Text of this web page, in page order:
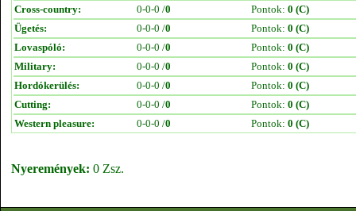
Cross-country:
0-0-0 /0 Pontok: 0 (C)
Ügetés:
0-0-0 /0 Pontok: 0 (C)
Lovaspóló:
0-0-0 /0 Pontok: 0 (C)
Military:
0-0-0 /0 Pontok: 0 (C)
Hordókerülés:
0-0-0 /0 Pontok: 0 (C)
Cutting:
0-0-0 /0 Pontok: 0 (C)
Western pleasure:
0-0-0 /0 Pontok: 0 (C)
Nyeremények: 0 Zsz.